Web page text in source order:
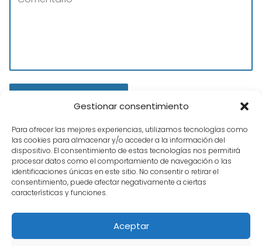
Gestionar consentimiento
Para ofrecer las mejores experiencias, utilizamos tecnologías como
las cookies para almacenar y/o acceder a la información del
dispositivo. El consentimiento de estas tecnologías nos permitirá
procesar datos como el comportamiento de navegación o las
identificaciones únicas en este sitio. No consentir o retirar el
consentimiento, puede afectar negativamente a ciertas
características y funciones.
Aceptar
Tienda Hobbies